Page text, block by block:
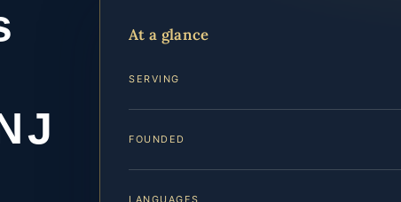
At a glance
SERVING
FOUNDED
LANGUAGES